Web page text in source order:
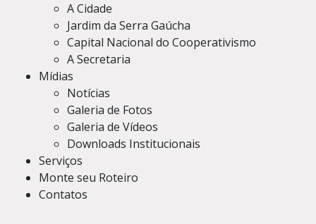
A Cidade
Jardim da Serra Gaúcha
Capital Nacional do Cooperativismo
A Secretaria
Mídias
Notícias
Galeria de Fotos
Galeria de Vídeos
Downloads Institucionais
Serviços
Monte seu Roteiro
Contatos